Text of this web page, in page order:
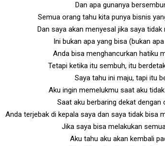
Dan apa gunanya
Semua orang tahu kita punya bisnis
Dan saya akan menyesal jika saya tidak
Ini bukan apa yang bisa (bukan
Anda bisa menghancurkan hatiku
Tetapi ketika itu sembuh, itu
Saya tahu ini maju, tapi itu
Aku ingin memelukmu saat aku
Saat aku berbaring dekat dengan
Anda terjebak di kepala saya dan saya tidak bisa
Jika saya bisa melakukan
Aku tahu aku akan kembali